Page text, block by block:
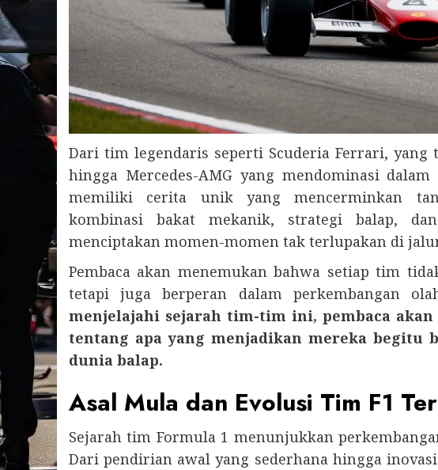
Dari tim legendaris seperti Scuderia Ferrari, yang
hingga Mercedes-AMG yang mendominasi
memiliki cerita unik yang mencerminkan
kombinasi bakat mekanik, strategi balap,
menciptakan momen-momen tak terlupakan di
Pembaca akan menemukan bahwa setiap tim
tetapi juga berperan dalam perkembangan
menjelajahi sejarah tim-tim ini, pembaca akan
tentang apa yang menjadikan mereka begitu
dunia balap.
Asal Mula dan Evolusi Tim F1
Sejarah tim Formula 1 menunjukkan
Dari pendirian awal yang sederhana hingga